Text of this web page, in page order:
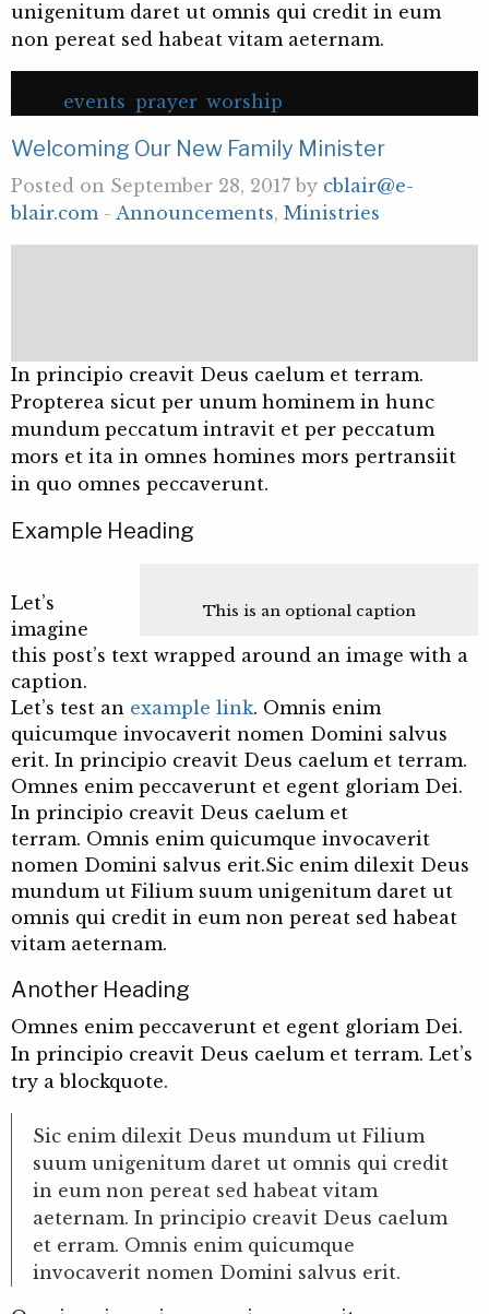
unigenitum daret ut omnis qui credit in eum
non pereat sed habeat vitam aeternam.
events prayer, worship
Welcoming Our New Family Minister
Posted on September 28, 2017 by cblair@e-
blair.com- Announcements, Ministries
In principio creavit Deus caelum et terram.
Propterea sicut per unum hominem in hunc
mundum peccatum intravit et per peccatum
mors et ita in omnes homines mors pertransiit
in quo omnes peccaverunt.
Example Heading
This is an optional caption
Let’s
imagine
this post’s text wrapped around an image with a
caption.
Let’s test an example link. Omnis enim
quicumque invocaverit nomen Domini salvus
erit. In principio creavit Deus caelum et terram.
Omnes enim peccaverunt et egent gloriam Dei.
In principio creavit Deus caelum et
terram. Omnis enim quicumque invocaverit
nomen Domini salvus erit.Sic enim dilexit Deus
mundum ut Filium suum unigenitum daret ut
omnis qui credit in eum non pereat sed habeat
vitam aeternam.
Another Heading
Omnes enim peccaverunt et egent gloriam Dei.
In principio creavit Deus caelum et terram. Let’s
try a blockquote.
Sic enim dilexit Deus mundum ut Filium
suum unigenitum daret ut omnis qui credit
in eum non pereat sed habeat vitam
aeternam. In principio creavit Deus caelum
et erram. Omnis enim quicumque
invocaverit nomen Domini salvus erit.